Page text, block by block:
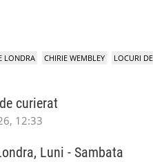
LONDRA CHIRIE WEMBLEY
LOCURI DE
curierat
12:33
Luni - Sambata